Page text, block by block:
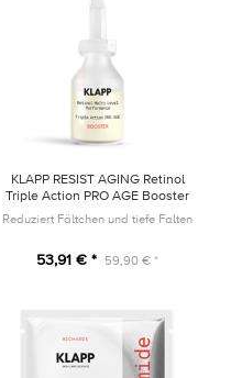
KLAPP RESIST AGING Retinol
Triple Action PRO AGE Booster
15ml
Reduziert Fältchen und tiefe Falten
53,91 € * 59,90 € *